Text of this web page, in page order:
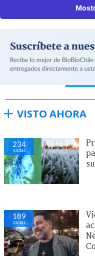
VISTO AHORA
234
visitas
189
visitas